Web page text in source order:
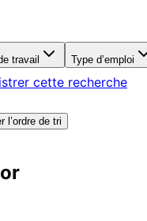
travail Type d’emploi
cette recherche
l’ordre de tri